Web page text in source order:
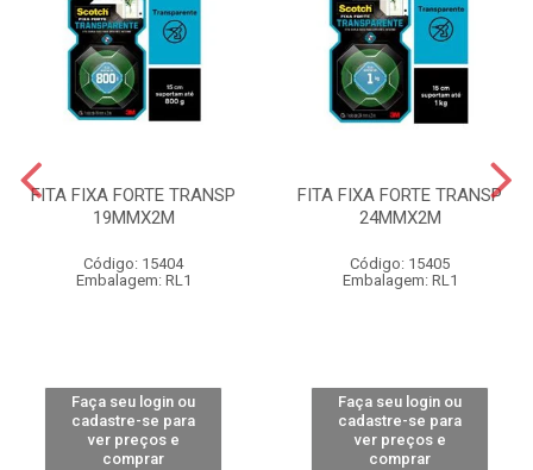
FITA FIXA FORTE TRANSP
19MMX2M
Código: 15404
Embalagem: RL1
Faça seu login ou
cadastre-se para
ver preços e
comprar
FITA FIXA FORTE TRANSP
24MMX2M
Código: 15405
Embalagem: RL1
Faça seu login ou
cadastre-se para
ver preços e
comprar